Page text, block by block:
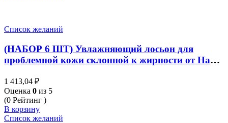
Список желаний
(НАБОР 6 ШТ) Увлажняющий лосьон для
проблемной кожи склонной к жирности от Hada
мл
1 413,04 ₽
Оценка 0 из 5
(0 Рейтинг )
В корзину
Список желаний